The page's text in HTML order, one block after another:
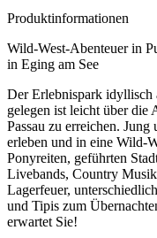
Produktinformationen
Wild-West-Abenteuer in
in Eging am See
Der Erlebnispark idyllisch
gelegen ist leicht über die
Passau zu erreichen.
erleben und in eine Wild-
Ponyreiten, geführten
Livebands, Country
Lagerfeuer,
und Tipis zum
erwartet Sie!